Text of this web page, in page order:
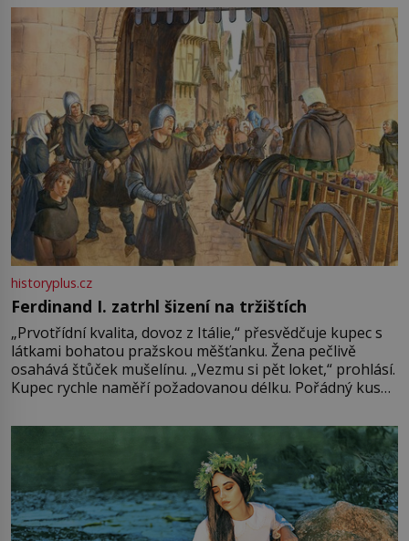
pře hned několik latinskoamerických zemí a k tomu
Francie, kde se traduje,
historyplus.cz
Ferdinand I. zatrhl šizení na tržištích
„Prvotřídní kvalita, dovoz z Itálie,“ přesvědčuje kupec s
látkami bohatou pražskou měšťanku. Žena pečlivě
osahává štůček mušelínu. „Vezmu si pět loket,“ prohlásí.
Kupec rychle naměří požadovanou délku. Pořádný kus
milostpaní. Stačí jenom na sukni,“ zhodnotí švadlena
množství růžového mušelínu. „Ošidili vás, podívejte.“